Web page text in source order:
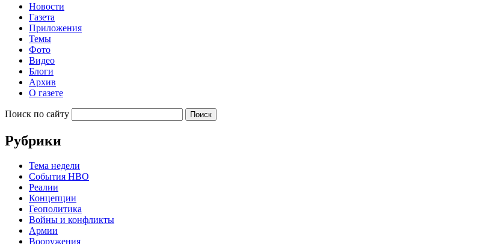
Новости
Газета
Приложения
Темы
Фото
Видео
Блоги
Архив
О газете
Поиск по сайту
Рубрики
Тема недели
События НВО
Реалии
Концепции
Геополитика
Войны и конфликты
Армии
Вооружения